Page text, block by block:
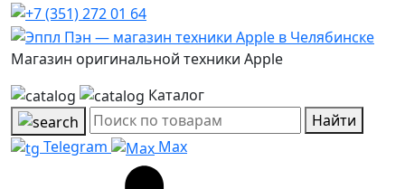
Магазин оригинальной техники Apple
Каталог
Найти
Telegram
Max